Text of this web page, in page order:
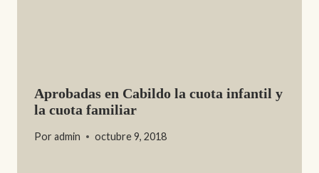
Aprobadas en Cabildo la cuota infantil y
la cuota familiar
Por admin octubre 9, 2018